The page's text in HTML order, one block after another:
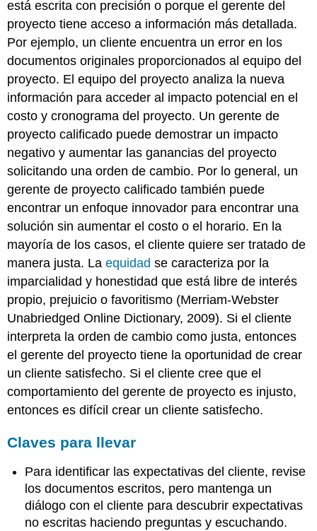
está escrita con precisión o porque el gerente del
proyecto tiene acceso a información más detallada.
Por ejemplo, un cliente encuentra un error en los
documentos originales proporcionados al equipo del
proyecto. El equipo del proyecto analiza la nueva
información para acceder al impacto potencial en el
costo y cronograma del proyecto. Un gerente de
proyecto calificado puede demostrar un impacto
negativo y aumentar las ganancias del proyecto
solicitando una orden de cambio. Por lo general, un
gerente de proyecto calificado también puede
encontrar un enfoque innovador para encontrar una
solución sin aumentar el costo o el horario. En la
mayoría de los casos, el cliente quiere ser tratado de
manera justa. Laequidad se caracteriza por la
imparcialidad y honestidad que está libre de interés
propio, prejuicio o favoritismo (Merriam-Webster
Unabriedged Online Dictionary, 2009). Si el cliente
interpreta la orden de cambio como justa, entonces
el gerente del proyecto tiene la oportunidad de crear
un cliente satisfecho. Si el cliente cree que el
comportamiento del gerente de proyecto es injusto,
entonces es difícil crear un cliente satisfecho.
Claves para llevar
Para identificar las expectativas del cliente, revise
los documentos escritos, pero mantenga un
diálogo con el cliente para descubrir expectativas
no escritas haciendo preguntas y escuchando.